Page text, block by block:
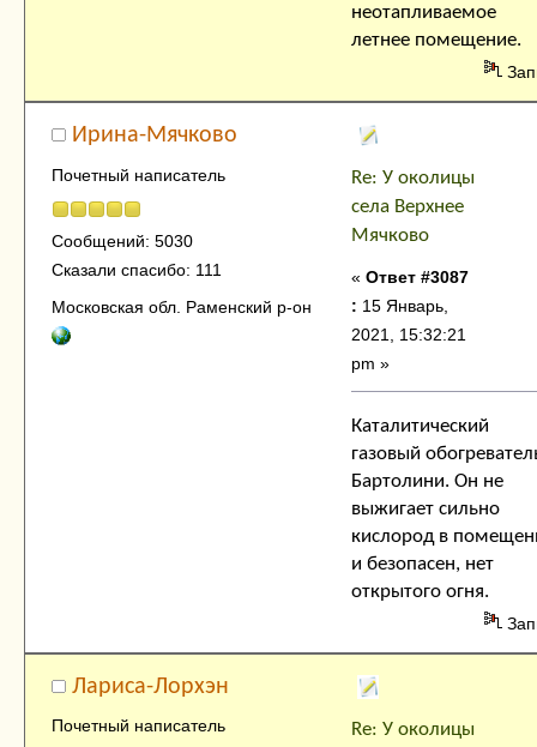
неотапливаемое
летнее помещение.
Ирина-Мячково
Почетный написатель
Сообщений: 5030
Сказали спасибо: 111
Московская обл. Раменский р-он
Re: У околицы
села Верхнее
Мячково
« Ответ #3087
: 15 Январь,
2021, 15:32:21
pm »
Каталитический
газовый
Бартолини. Он не
выжигает сильно
кислород в
и безопасен, нет
открытого огня.
Лариса-Лорхэн
Почетный написатель
Re: У околицы